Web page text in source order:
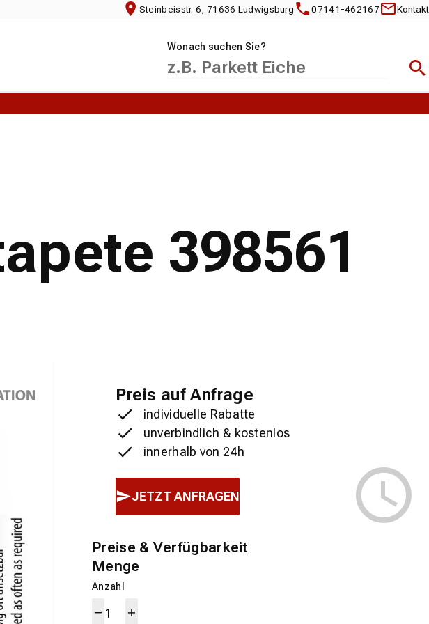
Steinbeisstr. 6, 71636 Ludwigsburg 07141-462167 Kontakt
Wonach suchen Sie?
398561
Preis auf Anfrage
individuelle Rabatte
unverbindlich & kostenlos
innerhalb von 24h
JETZT ANFRAGEN
Preise & Verfügbarkeit
Menge
Anzahl